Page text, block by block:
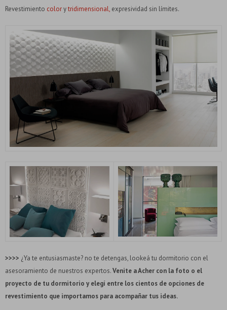
Revestimiento colorytridimensional, expresividad sin límites.
>>>> ¿Ya te entusiasmaste? no te detengas, lookeá tu dormitorio con el
asesoramiento de nuestros expertos.Venite a Acher con la foto o el
proyecto de tu dormitorio y elegí entre los cientos de opciones de
revestimiento que importamos para acompañar tus ideas.